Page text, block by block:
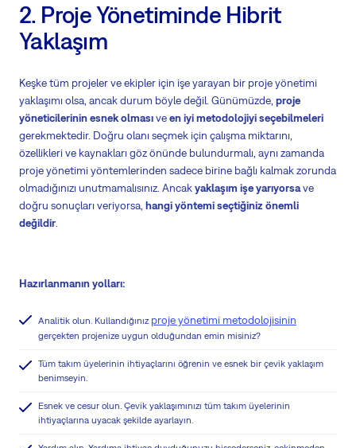
2. Proje Yönetiminde Hibrit
Yaklaşım
Keşke tüm projeler ve ekipler için işe yarayan bir proje yönetimi
yaklaşımı olsa, ancak durum böyle değil. Günümüzde, proje
yöneticilerinin esnek olmasıveen iyi metodolojiyi seçebilmeleri
gerekmektedir. Doğru olanı seçmek için çalışma miktarını,
özellikleri ve kaynakları göz önünde bulundurmalı, aynı zamanda
proje yönetimi yöntemlerinden sadece birine bağlı kalmak zorunda
olmadığınızı unutmamalısınız. Ancakyaklaşım işe yarıyorsave
doğru sonuçları veriyorsa, hangi yöntemi seçtiğiniz önemli
değildir
Hazırlanmanın yolları:
Analitik olun. Kullandığınız proje yönetimi metodolojisinin
gerçekten projenize uygun olduğundan emin misiniz?
Tüm takım üyelerinin ihtiyaçlarını öğrenin ve esnek bir çevik yaklaşım
benimseyin.
Esnek ve cesur olun. Çevik yaklaşımınızı tüm takım üyelerinin
ihtiyaçlarına uyacak şekilde ayarlayın.